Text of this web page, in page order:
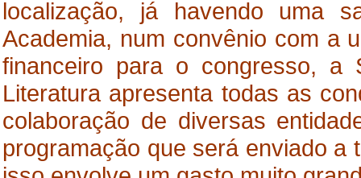
localização, já havendo uma
Academia, num convênio com a
financeiro para o congresso, a
Literatura apresenta todas as
colaboração de diversas
programação que será enviado a